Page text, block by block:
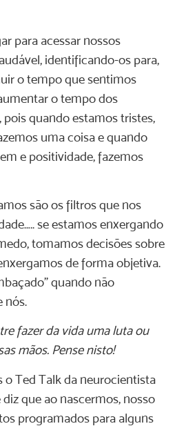
para acessar nossos
identificando-os para,
o tempo que sentimos
o tempo dos
quando estamos tristes,
uma coisa e quando
e positividade, fazemos
são os filtros que nos
se estamos enxergando
tomamos decisões sobre
de forma objetiva.
quando não
nós.
fazer da vida uma luta ou
mãos. Pense nisto!
Ted Talk da neurocientista
que ao nascermos, nosso
programados para alguns